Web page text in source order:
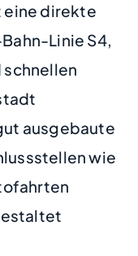
eine direkte
Linie S4,
ausgebaute
wie